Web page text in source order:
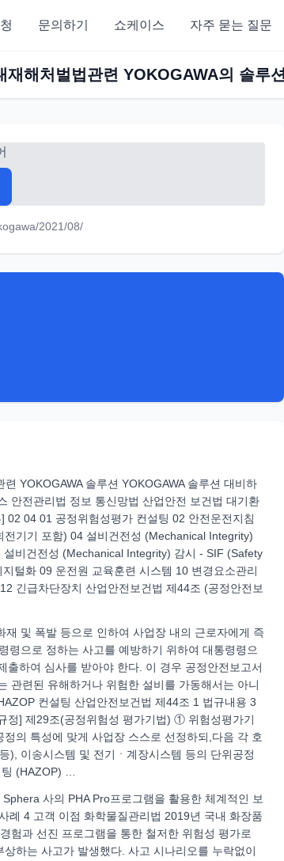
문의하기 쇼케이스 자주 묻는 질문
재해처벌법관련 YOKOGAWA의 솔루션
2021/08/
YOKOGAWA 솔루션 YOKOGAWA 솔루션 대비하
안전관리법 정보 통신망법 산업안전 보건법 대기환
02 04 01 공정위험성평가 컨설팅 02 안전운전지침
기기 포함) 04 설비건전성 (Mechanical Integrity)
비건전성 (Mechanical Integrity) 감시 - SIF (Safety
털화 09 운전원 교육훈련 시스템 10 변경요소관리
긴급차단장치 산업안전보건법 제44조 (공정안전보
및 폭발 등으로 인하여 사업장 내의 근로자에게 즉
령으로 정하는 사고를 예방하기 위하여 대통령령으
하여 심사를 받아야 한다. 이 경우 공정안전보고서
관련된 유해하거나 위험한 설비를 가동해서는 아니
컨설팅 산업안전보건법 제44조 1 법규내용 3
정] 제29조(공정위험성 평가기법) ① 위험성평가기
의 특성에 맞게 사업장 스스로 선정하되,다음 각 호
), 이송시스템 및 전기ㆍ계장시스템 등의 단위공정
(HAZOP) …
사의 PHA Pro프로그램을 활용한 체계적인 보
례 4 고객 이점 화학물질관리법 2019년 국내 화장품
험과 선진 프로그램을 통한 철저한 위험성 평가로
하는 사고가 발생했다. 사고 시나리오를 누락없이